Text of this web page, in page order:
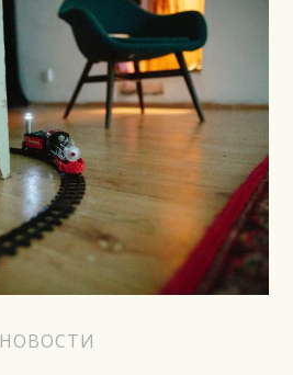
НОВОСТИ